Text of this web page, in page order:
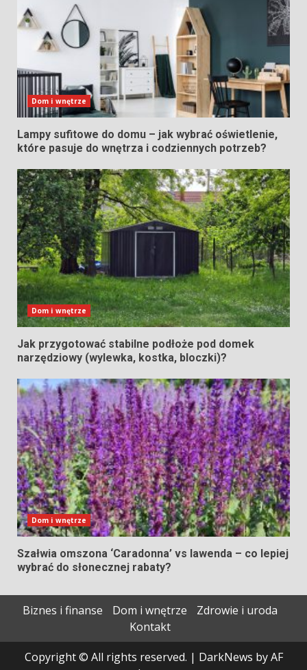
Dom i wnętrze
Lampy sufitowe do domu – jak wybrać oświetlenie,
które pasuje do wnętrza i codziennych potrzeb?
Dom i wnętrze
Jak przygotować stabilne podłoże pod domek
narzędziowy (wylewka, kostka, bloczki)?
Dom i wnętrze
Szałwia omszona ‘Caradonna’ vs lawenda – co lepiej
wybrać do słonecznej rabaty?
Biznes i finanse Dom i wnętrze
Zdrowie i uroda
Kontakt
Copyright © All rights reserved. | DarkNews by AF